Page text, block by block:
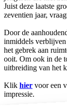
Juist deze laatste
zeventien jaar,
Door de
inmiddels
het gebrek aan
ooit. Om ook in de
uitbreiding van het
Klik hier voor een
impressie.